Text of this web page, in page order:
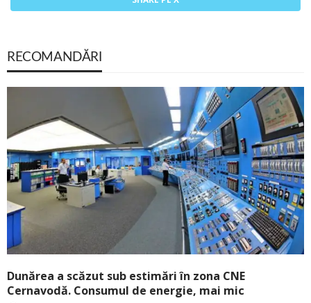
RECOMANDĂRI
Dunărea a scăzut sub estimări în zona CNE
Cernavodă. Consumul de energie, mai mic